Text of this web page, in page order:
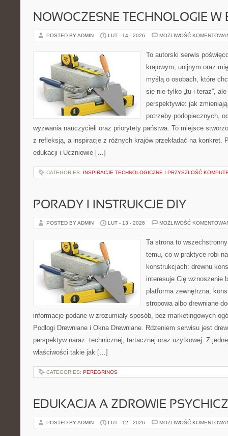
NOWOCZESNE TECHNOLOGIE W
POSTED BY ADMIN LUT - 14 - 2026 MOŻLIWOŚĆ
To autorski serwis
krajowym, unijnym oraz
myślą o osobach, które
się nie tylko „tu i teraz”,
perspektywie: jak
potrzeby podopiecznych,
wyzwania nauczycieli oraz priorytety państwa. To miejsce
z refleksją, a inspiracje z różnych krajów przekładać na konkret.
edukacji i Uczniowie […]
CATEGORIES: INSPIRACJE TECHNOLOGICZNE I PRZYSZŁOŚĆ
PORADY I INSTRUKCJE DIY
POSTED BY ADMIN LUT - 13 - 2026 MOŻLIWOŚĆ
Ta strona to
temu, co w praktyce robi
konstrukcjach: drewnu
interesuje Cię wznoszenie
platforma zewnętrzna,
stropowa albo drewniane
informacje podane w zrozumiały sposób, bez marketingowych
Podłogi Drewniane i Okna Drewniane. Rdzeniem serwisu jest
perspektyw naraz: technicznej, tartacznej oraz użytkowej. Z
właściwości takie jak […]
CATEGORIES: PEREGRINOS
EDUKACJA A ZDROWIE
POSTED BY ADMIN LUT - 12 - 2026 MOŻLIWOŚĆ